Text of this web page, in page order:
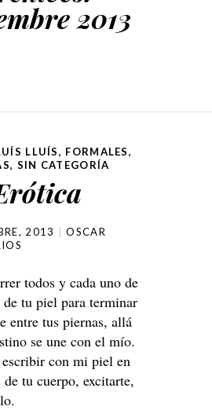
2013
LLUÍS, FORMALES,
, SIN CATEGORÍA
2013
OSCAR
todos y cada uno de
tu piel para terminar
entre tus piernas, allá
se une con el mío.
con mi piel en
tu cuerpo, excitarte,